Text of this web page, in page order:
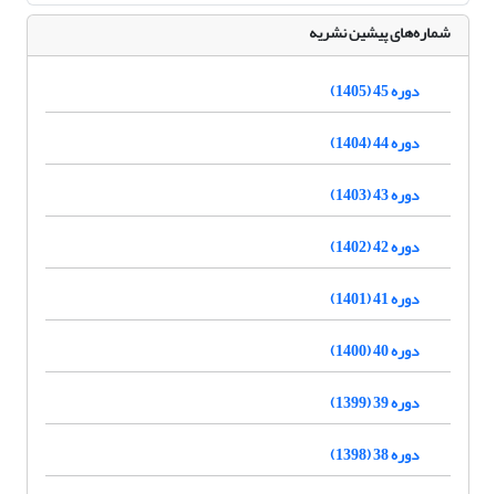
شماره‌های پیشین نشریه
دوره 45 (1405)
دوره 44 (1404)
دوره 43 (1403)
دوره 42 (1402)
دوره 41 (1401)
دوره 40 (1400)
دوره 39 (1399)
دوره 38 (1398)